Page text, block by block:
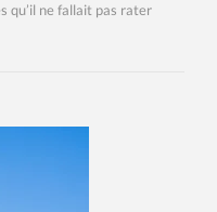
qu’il ne fallait pas rater